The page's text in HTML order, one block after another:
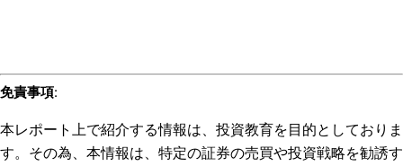
免責事項:
本レポート上で紹介する情報は、投資教育を目的としておりま
す。その為、本情報は、特定の証券の売買や投資戦略を勧誘す